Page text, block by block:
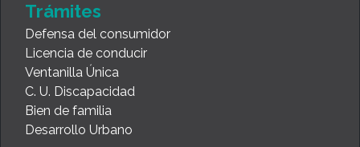
Trámites
Defensa del consumidor
Licencia de conducir
Ventanilla Única
C. U. Discapacidad
Bien de familia
Desarrollo Urbano